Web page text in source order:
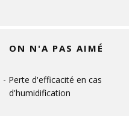
ON N'A PAS AIMÉ
Perte d'efficacité en cas
d'humidification